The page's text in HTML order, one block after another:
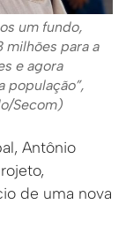
um fundo,
milhões para a
e agora
população”,
Secom)
Antônio
de uma nova